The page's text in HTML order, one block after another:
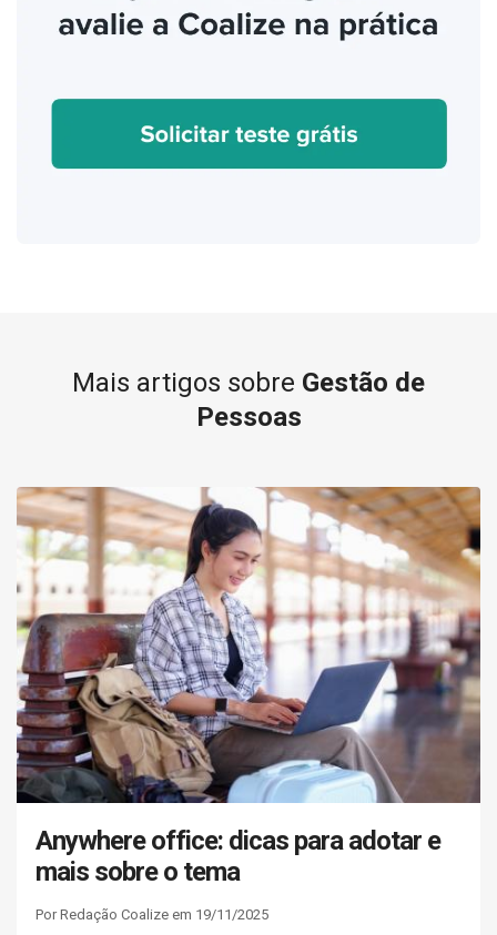
Mais artigos sobre Gestão de
Pessoas
Anywhere office: dicas para adotar e
mais sobre o tema
Por Redação Coalize em 19/11/2025